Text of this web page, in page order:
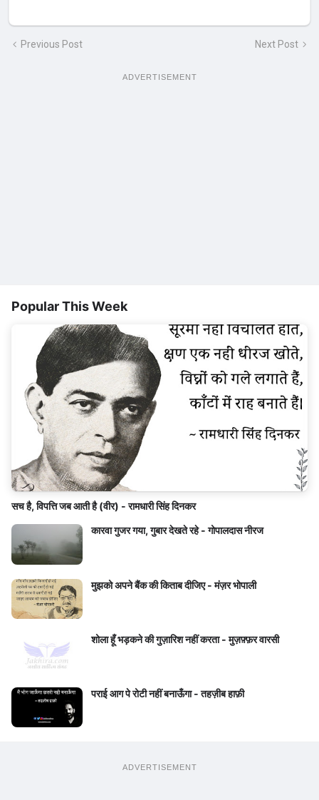
Previous Post Next Post
ADVERTISEMENT
Popular This Week
सच है, विपत्ति जब आती है (वीर) - रामधारी सिंह दिनकर
कारवा गुजर गया, गुबार देखते रहे - गोपालदास नीरज
मुझको अपने बैंक की किताब दीजिए - मंज़र भोपाली
शोला हूँ भड़कने की गुज़ारिश नहीं करता - मुज़फ़्फ़र वारसी
पराई आग पे रोटी नहीं बनाऊँगा - तहज़ीब हाफ़ी
ADVERTISEMENT